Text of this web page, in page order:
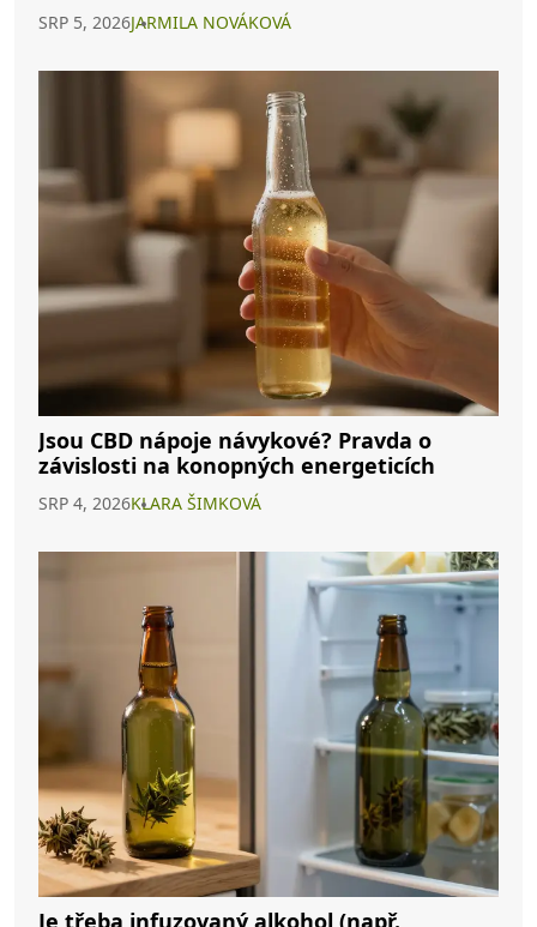
SRP 5, 2026JARMILA NOVÁKOVÁ
Jsou CBD nápoje návykové? Pravda o
závislosti na konopných energeticích
SRP 4, 2026KLARA ŠIMKOVÁ
Je třeba infuzovaný alkohol (např.